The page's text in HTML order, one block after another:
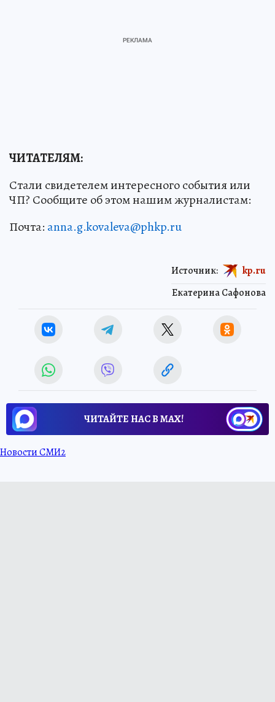
ЧИТАТЕЛЯМ:
Стали свидетелем интересного события или
ЧП? Сообщите об этом нашим журналистам:
Почта: anna.g.kovaleva@phkp.ru
Екатерина Сафонова
Источник: kp.ru
ЧИТАЙТЕ НАС В МАХ!
Новости СМИ2